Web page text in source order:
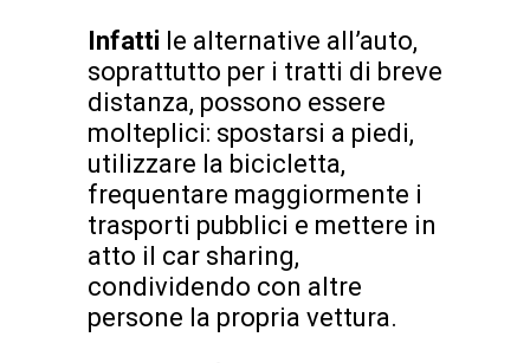
Infatti le alternative all’auto,
soprattutto per i tratti di breve
distanza, possono essere
molteplici: spostarsi a piedi,
utilizzare la bicicletta,
frequentare maggiormente i
trasporti pubblici e mettere in
atto il car sharing,
condividendo con altre
persone la propria vettura.